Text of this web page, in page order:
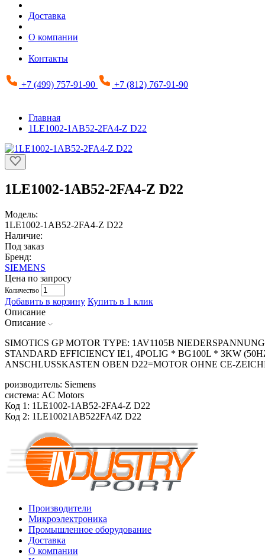
Доставка
О компании
Контакты
+7 (499) 757-91-90 +7 (812) 767-91-90
Главная
1LE1002-1AB52-2FA4-Z D22
1LE1002-1AB52-2FA4-Z D22
Модель:
1LE1002-1AB52-2FA4-Z D22
Наличие:
Под заказ
Бренд:
SIEMENS
Цена по запросу
Количество
Добавить в корзину Купить в 1 клик
Описание
Описание
SIMOTICS GP MOTOR TYPE: 1AV1105B
STANDARD EFFICIENCY IE1, 4POLIG * BG100L * 3KW
ANSCHLUSSKASTEN OBEN D22=MOTOR OHNE CE-
роизводитель: Siemens
система: AC Motors
Код 1: 1LE1002-1AB52-2FA4-Z D22
Код 2: 1LE10021AB522FA4Z D22
Производители
Микроэлектроника
Промышленное оборудование
Доставка
О компании